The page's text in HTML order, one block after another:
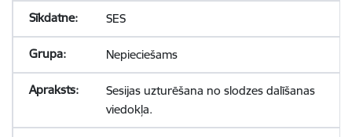
SES
Nepieciešams
Sesijas uzturēšana no slodzes dalīšanas
viedokļa.